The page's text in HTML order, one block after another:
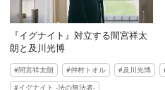
『イグナイト』対立する間宮祥太
朗と及川光博
間宮祥太朗 仲村トオル 及川光博
イグナイト -法の無法者-